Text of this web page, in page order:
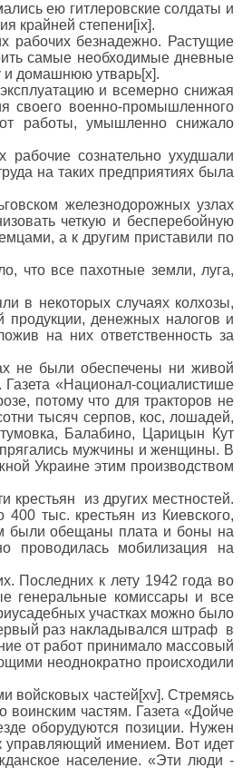
ею гитлеровские солдаты и
крайней степени[ix].
рабочих безнадежно. Растущие
самые необходимые дневные
и домашнюю утварь[x].
и всемерно снижая
своего военно-промышленного
работы, умышленно снижало
рабочие сознательно ухудшали
на таких предприятиях была
железнодорожных узлах
четкую и бесперебойную
а к другим приставили по
что все пахотные земли, луга,
в некоторых случаях колхозы,
продукции, денежных налогов и
на них ответственность за
не были обеспечены ни живой
«Национал-социалистише
потому что для тракторов не
тысяч серпов, кос, лошадей,
Балабино, Царицын Кут
мужчины и женщины. В
Украине этим производством
крестьян из других местностей.
тыс. крестьян из Киевского,
были обещаны плата и боны на
проводилась мобилизация на
Последних к лету 1942 года во
генеральные комиссары и все
участках можно было
раз накладывался штраф в
от работ принимало массовый
неоднократно происходили
войсковых частей[xv]. Стремясь
воинским частям. Газета «Дойче
оборудуются позиции. Нужен
управляющий имением. Вот идет
население. «Эти люди -